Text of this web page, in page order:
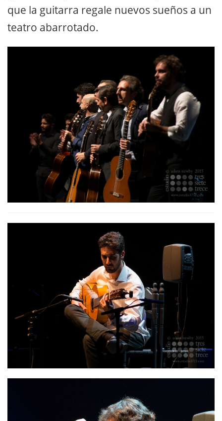
que la guitarra regale nuevos sueños a un
teatro abarrotado.